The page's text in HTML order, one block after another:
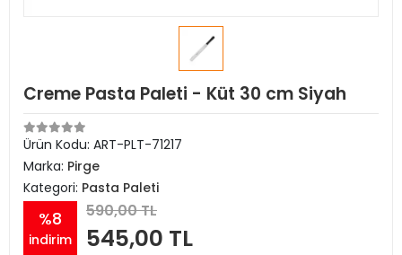
Creme Pasta Paleti - Küt 30 cm Siyah
Ürün Kodu: ART-PLT-71217
Marka: Pirge
Kategori: Pasta Paleti
%8
indirim
590,00 TL
545,00 TL